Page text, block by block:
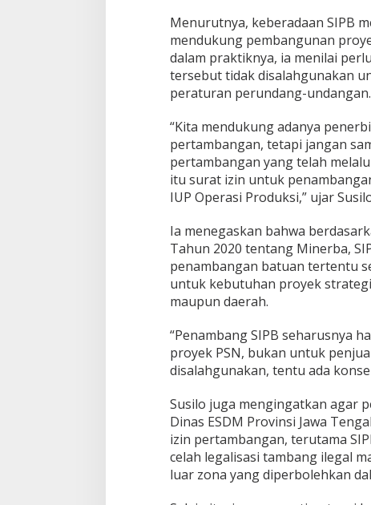
t
i
P
e
r
m
s
a
l
a
h
a
r
u
s
i
D
u
g
a
n
P
e
n
y
i
Menurutnya, keberadaan SIPB
mendukung pembangunan
dalam praktiknya, ia menilai
tersebut tidak disalahgunakan
peraturan perundang-undangan.
“Kita mendukung adanya
pertambangan, tetapi jangan
pertambangan yang telah
itu surat izin untuk
IUP Operasi Produksi,” ujar
Ia menegaskan bahwa
Tahun 2020 tentang Minerba,
penambangan batuan tertentu
untuk kebutuhan proyek
maupun daerah.
“Penambang SIPB seharusnya
proyek PSN, bukan untuk
disalahgunakan, tentu ada
Susilo juga mengingatkan agar
Dinas ESDM Provinsi Jawa
izin pertambangan, terutama
celah legalisasi tambang ilegal
luar zona yang diperbolehkan